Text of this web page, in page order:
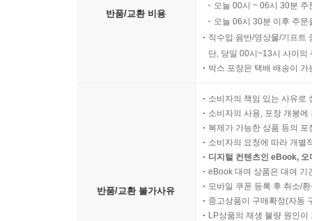
반품/교환 비용
오늘 00시 ~ 06시 30분
오늘 06시 30분 이후 주
직수입 음반/영상물/기프트
단, 당일 00시~13시 사이의
박스 포장은 택배 배송이
반품/교환 불가사유
소비자의 책임 있는 사유로
소비자의 사용, 포장 개봉
복제가 가능한 상품 등의
소비자의 요청에 따라 개별
디지털 컨텐츠인 eBook,
eBook 대여 상품은 대여 기
모바일 쿠폰 등록 후 취소/
중고상품이 구매확정(자동
LP상품의 재생 불량 원인